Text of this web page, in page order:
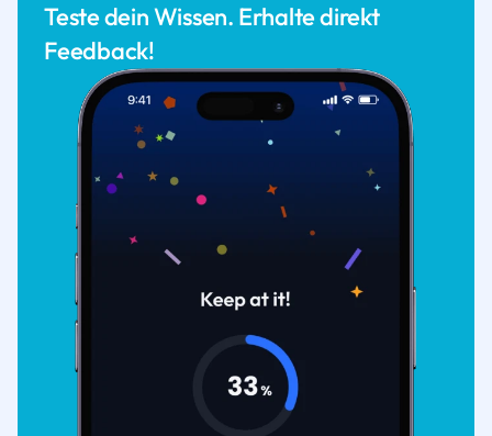
Teste dein Wissen. Erhalte direkt
Feedback!